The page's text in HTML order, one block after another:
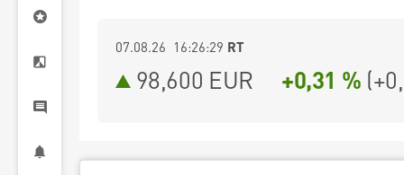
07.08.26 16:26:29 RT
98,600 EUR +0,31 % (